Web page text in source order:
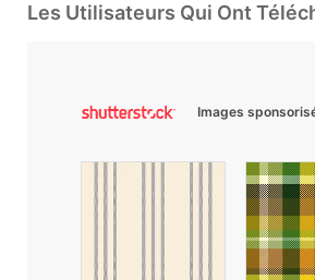
Les Utilisateurs Qui Ont
Images